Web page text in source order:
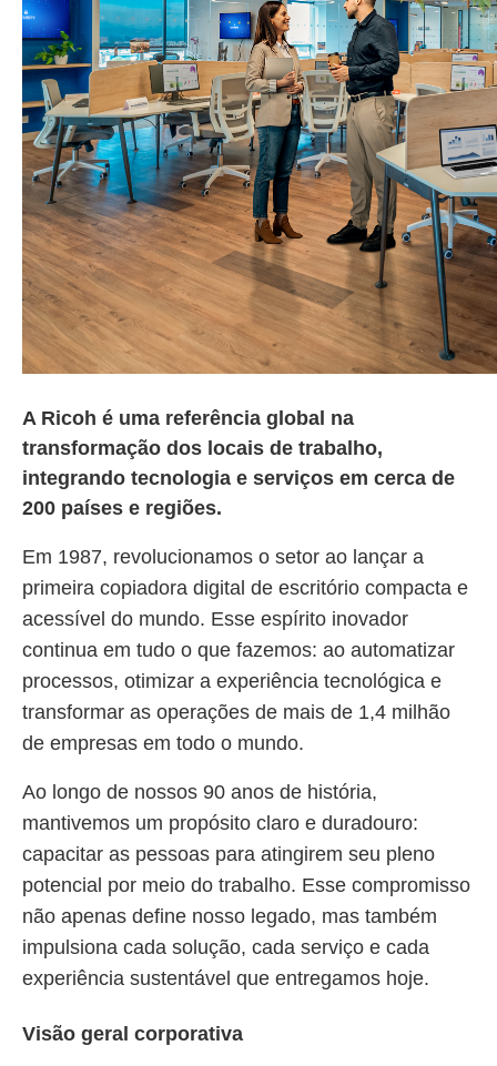
A Ricoh é uma referência global na
transformação dos locais de trabalho,
integrando tecnologia e serviços em cerca de
200 países e regiões.
Em 1987, revolucionamos o setor ao lançar a
primeira copiadora digital de escritório compacta e
acessível do mundo. Esse espírito inovador
continua em tudo o que fazemos: ao automatizar
processos, otimizar a experiência tecnológica e
transformar as operações de mais de 1,4 milhão
de empresas em todo o mundo.
Ao longo de nossos 90 anos de história,
mantivemos um propósito claro e duradouro:
capacitar as pessoas para atingirem seu pleno
potencial por meio do trabalho. Esse compromisso
não apenas define nosso legado, mas também
impulsiona cada solução, cada serviço e cada
experiência sustentável que entregamos hoje.
Visão geral corporativa